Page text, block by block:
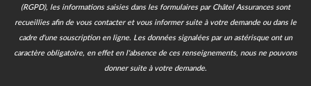
(RGPD), les informations saisies dans les formulaires par Châtel Assurances sont
recueillies afin de vous contacter et vous informer suite à votre demande ou dans le
cadre d'une souscription en ligne. Les données signalées par un astérisque ont un
caractère obligatoire, en effet en l'absence de ces renseignements, nous ne pouvons
donner suite à votre demande.